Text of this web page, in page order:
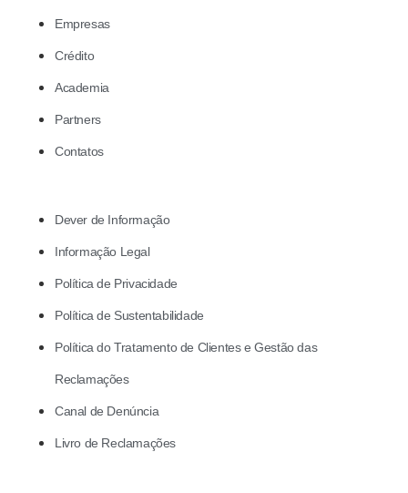
Empresas
Crédito
Academia
Partners
Contatos
Dever de Informação
Informação Legal
Política de Privacidade
Política de Sustentabilidade
Política do Tratamento de Clientes e Gestão das
Reclamações
Canal de Denúncia
Livro de Reclamações